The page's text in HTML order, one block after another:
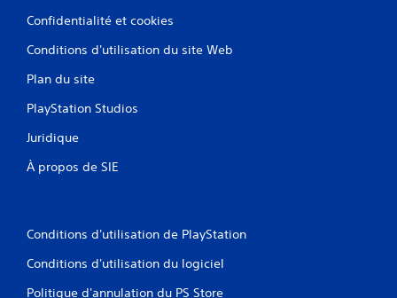
Confidentialité et cookies
Conditions d'utilisation du site Web
Plan du site
PlayStation Studios
Juridique
À propos de SIE
Conditions d'utilisation de PlayStation
Conditions d'utilisation du logiciel
Politique d'annulation du PS Store